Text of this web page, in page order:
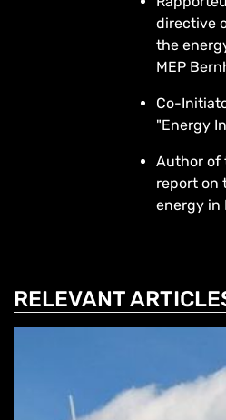
directive
the
MEP
Co-
"Energy
Author of
report on
energy in
RELEVANT